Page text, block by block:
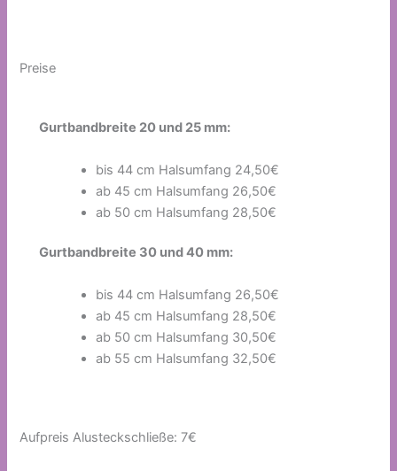
Preise
Gurtbandbreite 20 und 25 mm:
bis 44 cm Halsumfang 24,50€
ab 45 cm Halsumfang 26,50€
ab 50 cm Halsumfang 28,50€
Gurtbandbreite 30 und 40 mm:
bis 44 cm Halsumfang 26,50€
ab 45 cm Halsumfang 28,50€
ab 50 cm Halsumfang 30,50€
ab 55 cm Halsumfang 32,50€
Aufpreis Alusteckschließe: 7€